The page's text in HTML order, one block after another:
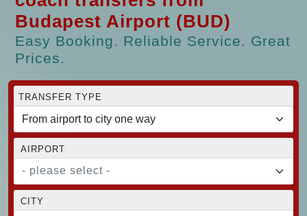
Budapest Airport (BUD)
Easy Booking. Reliable Service. Great
Prices.
TRANSFER TYPE
AIRPORT
- please select -
CITY